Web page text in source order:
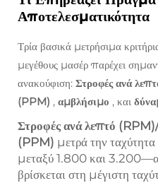
Αποτελεσματικότητα
Τρία βασικά μετρήσιμα
μεγέθους μασέρ παρέχει
ανακούφιση: Στροφές ανά
(PPM) , αμβλήσιμο , και
Στροφές ανά λεπτό
(PPM) μετρά την
μεταξύ 1.800 και
βρίσκεται στη μέγιστη